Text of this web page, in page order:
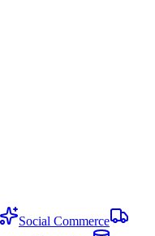
Social Commerce